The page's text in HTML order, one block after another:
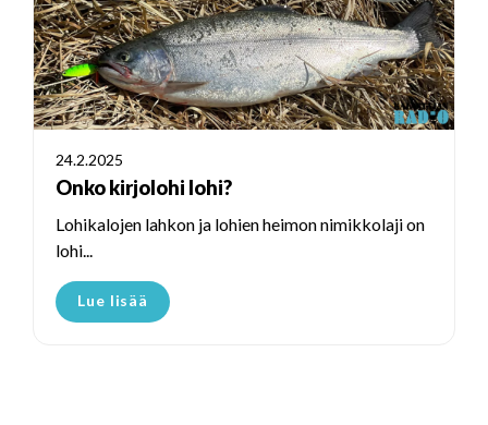
24.2.2025
Onko kirjolohi lohi?
Lohikalojen lahkon ja lohien heimon nimikkolaji on
lohi...
Lue lisää